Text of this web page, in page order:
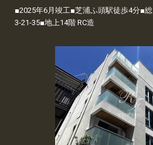
■2025年6月竣工■芝浦ふ頭駅徒歩4分■
3-21-35■地上14階 RC造